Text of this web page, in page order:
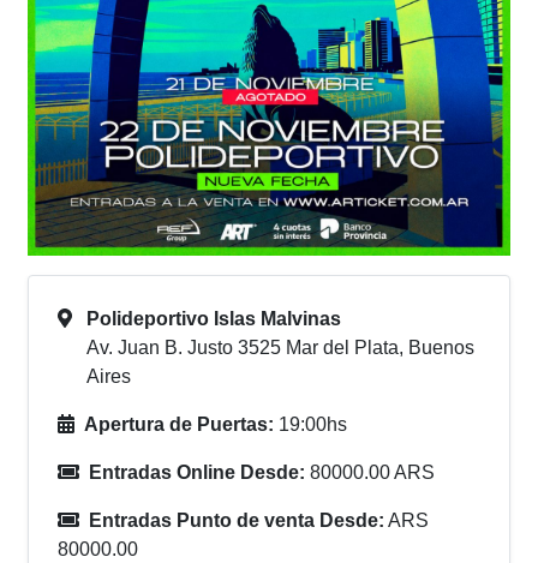
Polideportivo Islas Malvinas
Av. Juan B. Justo 3525 Mar del Plata, Buenos
Aires
Apertura de Puertas: 19:00hs
Entradas Online Desde: 80000.00 ARS
Entradas Punto de venta Desde: ARS
80000.00